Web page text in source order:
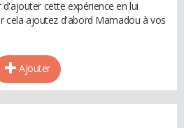
cette expérience en lui
cela ajoutez d'abord Mamadou à vos
Ajouter